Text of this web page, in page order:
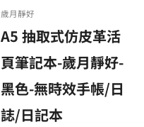
歲月靜好
A5 抽取式仿皮革活
頁筆記本-歲月靜好-
黑色-無時效手帳/日
誌/日記本